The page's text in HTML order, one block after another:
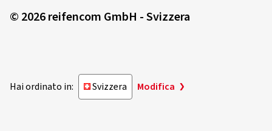
© 2026 reifencom GmbH - Svizzera
Hai ordinato in: Svizzera Modifica